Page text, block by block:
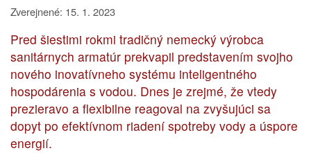
Zverejnené: 15. 1. 2023
Pred šiestimi rokmi tradičný nemecký výrobca
sanitárnych armatúr prekvapil predstavením svojho
nového inovatívneho systému inteligentného
hospodárenia s vodou. Dnes je zrejmé, že vtedy
prezieravo a flexibilne reagoval na zvyšujúci sa
dopyt po efektívnom riadení spotreby vody a úspore
energií.